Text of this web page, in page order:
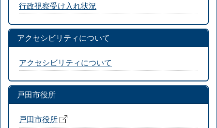
行政視察受け入れ状況
アクセシビリティについて
アクセシビリティについて
戸田市役所
戸田市役所